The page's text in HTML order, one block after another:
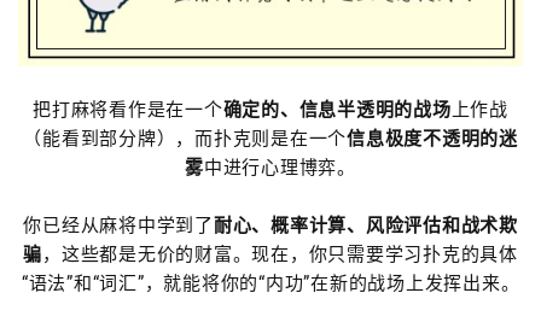
把打麻将看作是在一个确定的、信息半透明的战场上作战
（能看到部分牌），而扑克则是在一个信息极度不透明的迷
雾中进行心理博弈。
你已经从麻将中学到了耐心、概率计算、风险评估和战术欺
骗，这些都是无价的财富。现在，你只需要学习扑克的具体
“语法”和“词汇”，就能将你的“内功”在新的战场上发挥出来。